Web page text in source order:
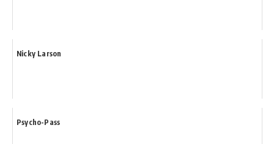
Nicky Larson
Psycho-Pass